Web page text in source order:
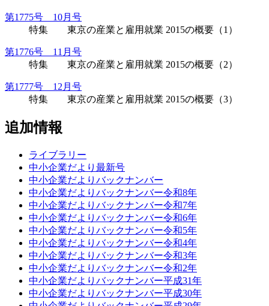
第1775号 10月号
特集 東京の産業と雇用就業 2015の概要（1）
第1776号 11月号
特集 東京の産業と雇用就業 2015の概要（2）
第1777号 12月号
特集 東京の産業と雇用就業 2015の概要（3）
追加情報
ライブラリー
中小企業だより最新号
中小企業だよりバックナンバー
中小企業だよりバックナンバー令和8年
中小企業だよりバックナンバー令和7年
中小企業だよりバックナンバー令和6年
中小企業だよりバックナンバー令和5年
中小企業だよりバックナンバー令和4年
中小企業だよりバックナンバー令和3年
中小企業だよりバックナンバー令和2年
中小企業だよりバックナンバー平成31年
中小企業だよりバックナンバー平成30年